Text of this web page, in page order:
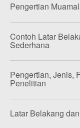
Pengertian
Contoh Latar
Sederhana
Pengertian, Jenis,
Penelitian
Latar Belakang